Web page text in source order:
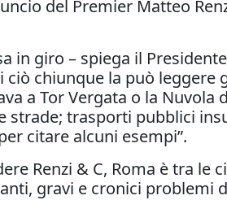
del Premier Matteo
in giro – spiega il
chiunque la può
a Tor Vergata o la Nuvola
trasporti pubblici
citare alcuni esempi”.
Renzi & C, Roma è tra
gravi e cronici problemi